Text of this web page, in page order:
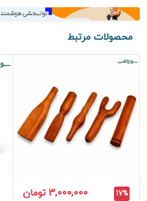
عدد
محصولات مرتبط
17% 3,000,000 تومان